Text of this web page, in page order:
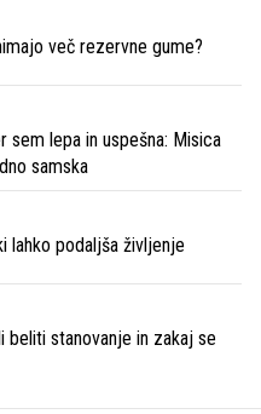
več rezervne gume?
sem lepa in uspešna: Misica
samska
lahko podaljša življenje
beliti stanovanje in zakaj se